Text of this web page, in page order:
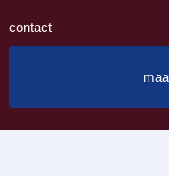
contact